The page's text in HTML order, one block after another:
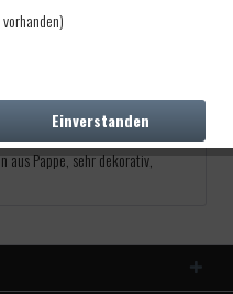
aus Pappe, sehr dekorativ,
Einverstanden